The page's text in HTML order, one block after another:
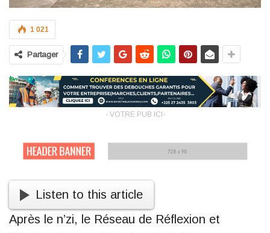
1 021
Partager
- VOTRE PUB ICI-
Listen to this article
Après le n’zi, le Réseau de Réflexion et